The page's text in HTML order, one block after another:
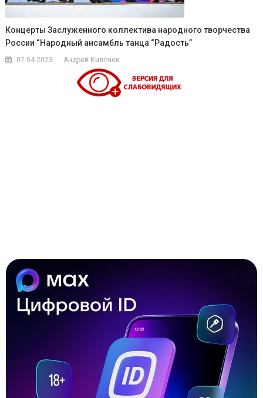
Концерты Заслуженного коллектива народного творчества
России “Народный ансамбль танца “Радость”
07.04.2023 Андрей Килочек